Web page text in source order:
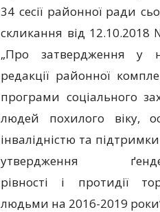
34 сесії районної ради
скликання від 12.10.2018
„Про затвердження у
редакції районної
програми соціального
людей похилого віку,
інвалідністю та підтримки
утвердження
рівності і протидії
людьми на 2016-2019